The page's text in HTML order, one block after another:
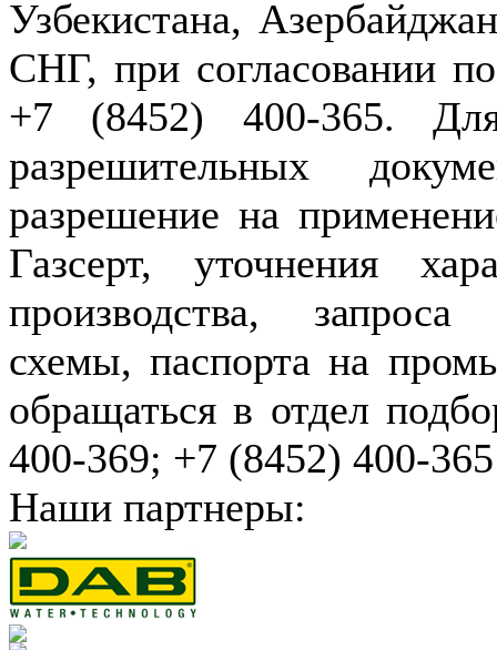
Узбекистана,
СНГ, при согласовании
+7 (8452) 400-365.
разрешительных
разрешение на
Газсерт, уточнения
производства,
схемы, паспорта на
обращаться в отдел
400-369; +7 (8452) 400-365
Наши партнеры: